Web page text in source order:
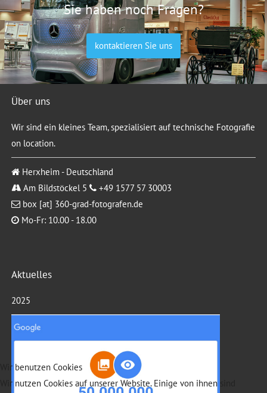
Sie haben noch Fragen?
kontaktieren Sie uns
Über uns
Wir sind ein kleines Team, spezialisiert auf technische Fotografie
on location.
Herxheim - Deutschland
Am Bildstöckel 5
+49 1577 57 30003
box [at] 360-grad-fotografen.de
Mo-Fr: 10.00 - 18.00
Aktuelles
2025
Wir benutzen Cookies
Wir nutzen Cookies auf unserer Website. Einige von ihnen sind